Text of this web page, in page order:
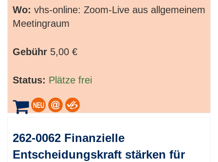
Wo: vhs-online: Zoom-Live aus allgemeinem
Meetingraum
Gebühr 5,00 €
Status: Plätze frei
262-0062 Finanzielle
Entscheidungskraft stärken für